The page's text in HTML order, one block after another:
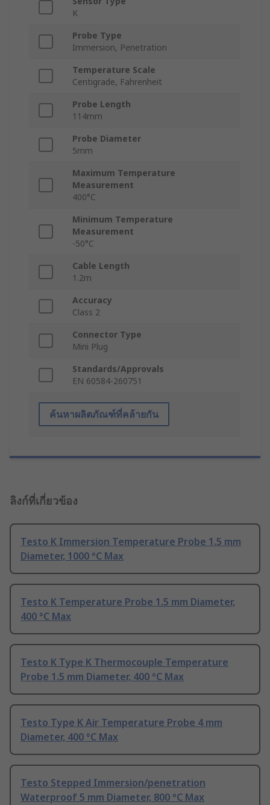
K
Probe Type
Immersion, Penetration
Temperature Scale
Centigrade, Fahrenheit
Probe Length
114mm
Probe Diameter
5mm
Maximum Temperature
Measurement
400°C
Minimum Temperature
Measurement
-50°C
Cable Length
1.2m
Accuracy
Class 2
Connector Type
Mini Plug
Standards/Approvals
EN 60584-260751
ค้นหาผลิตภัณฑ์ที่คล้ายกัน
ลิงก์ที่เกี่ยวข้อง
Testo K Immersion Temperature Probe 1.5 mm
Diameter, 1000 °C Max
Testo K Temperature Probe 1.5 mm Diameter,
400 °C Max
Testo K Type K Thermocouple Temperature
Probe 1.5 mm Diameter, 400 °C Max
Testo Type K Air Temperature Probe 4 mm
Diameter, 400 °C Max
Testo Stepped Immersion/penetration
Waterproof 5 mm Diameter, 800 °C Max